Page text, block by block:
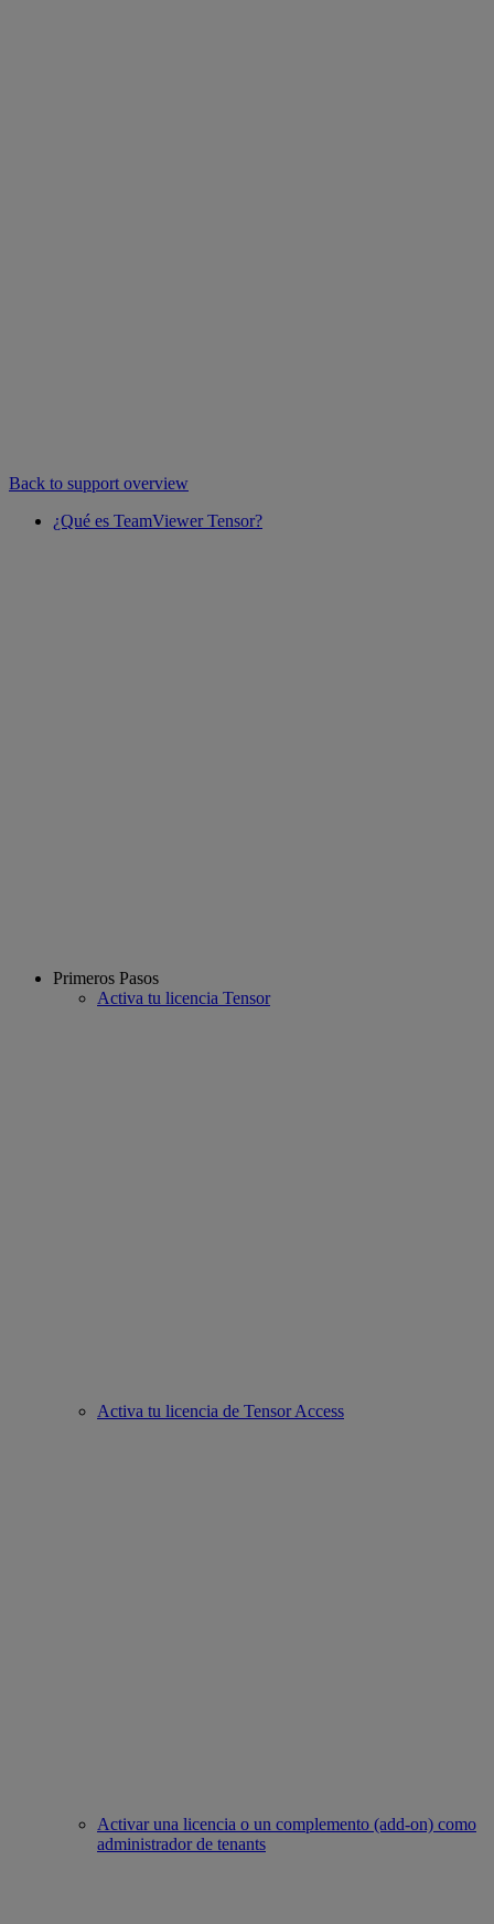
Back to support overview
¿Qué es TeamViewer Tensor?
Primeros Pasos
Activa tu licencia Tensor
Activa tu licencia de Tensor Access
Activar una licencia o un complemento (add-on) como
administrador de tenants